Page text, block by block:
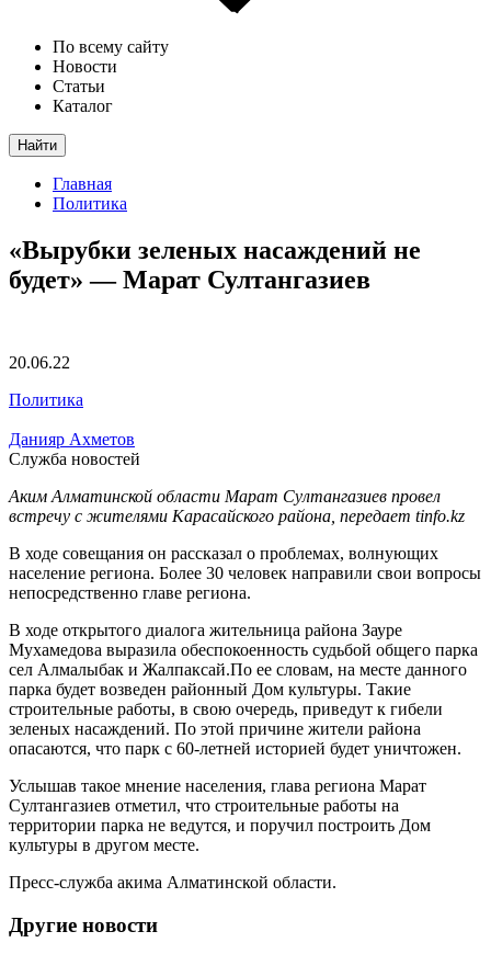
По всему сайту
Новости
Статьи
Каталог
Найти
Главная
Политика
«Вырубки зеленых насаждений не
будет» — Марат Султангазиев
20.06.22
Политика
Данияр Ахметов
Служба новостей
Аким Алматинской области Марат Султангазиев провел
встречу с жителями Карасайского района, передает tinfo.kz
В ходе совещания он рассказал о проблемах, волнующих
население региона. Более 30 человек направили свои вопросы
непосредственно главе региона.
В ходе открытого диалога жительница района Зауре
Мухамедова выразила обеспокоенность судьбой общего парка
сел Алмалыбак и Жалпаксай.По ее словам, на месте данного
парка будет возведен районный Дом культуры. Такие
строительные работы, в свою очередь, приведут к гибели
зеленых насаждений. По этой причине жители района
опасаются, что парк с 60-летней историей будет уничтожен.
Услышав такое мнение населения, глава региона Марат
Султангазиев отметил, что строительные работы на
территории парка не ведутся, и поручил построить Дом
культуры в другом месте.
Пресс-служба акима Алматинской области.
Другие новости